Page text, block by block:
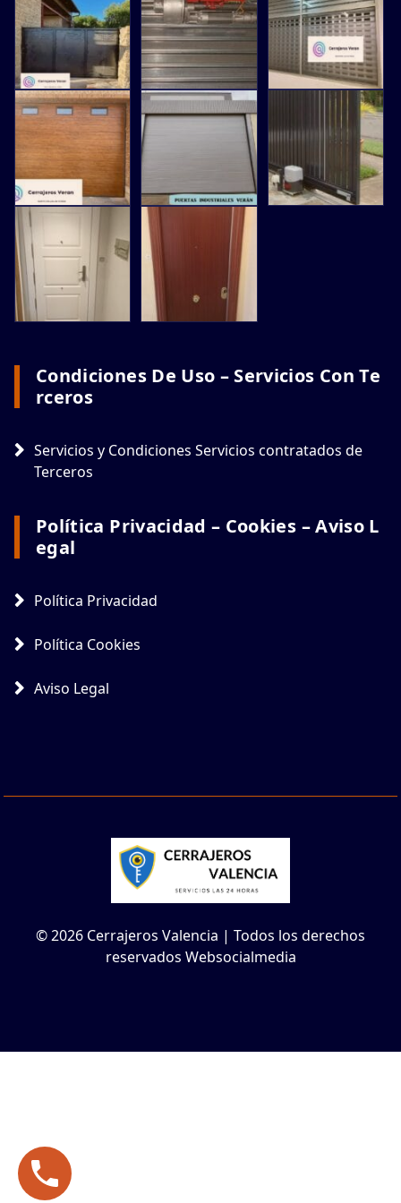
Condiciones De Uso – Servicios Con Te
Rceros
Servicios y Condiciones Servicios contratados de
Terceros
Política Privacidad – Cookies – Aviso L
Egal
Política Privacidad
Política Cookies
Aviso Legal
© 2026 Cerrajeros Valencia | Todos los derechos
reservados Websocialmedia